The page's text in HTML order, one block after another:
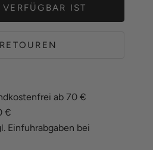
IST
ab 70 €
€
Einfuhrabgaben bei